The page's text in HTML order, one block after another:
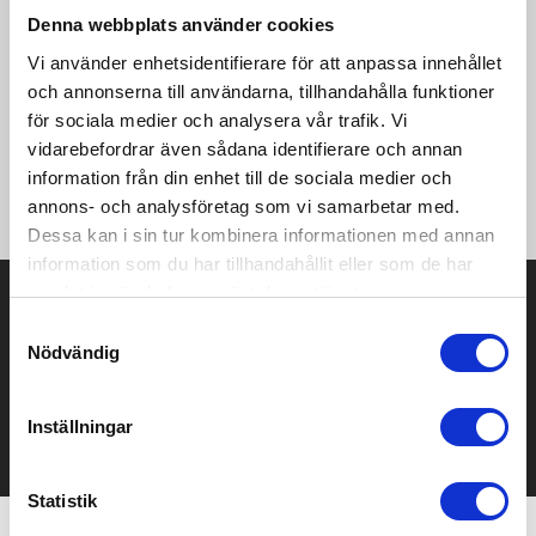
Denna webbplats använder cookies
Vi använder enhetsidentifierare för att anpassa innehållet
och annonserna till användarna, tillhandahålla funktioner
för sociala medier och analysera vår trafik. Vi
vidarebefordrar även sådana identifierare och annan
information från din enhet till de sociala medier och
annons- och analysföretag som vi samarbetar med.
Dessa kan i sin tur kombinera informationen med annan
information som du har tillhandahållit eller som de har
samlat in när du har använt deras tjänster.
Nödvändig
Inställningar
Statistik
är gjord i ett vindtätt och vattenavvisande material och
utrustad med vaddering för bra väderskydd, extra värme och
hög komfort i kalla förhållanden. • Vindtätt och
vattenavvisande material (WP 8,000/MVP 8,000) • Bondade
detaljer för ett stilrent uttryck • Två bröstfickor (en med
dragkedja, en med kardborre) • Två fickor • Reflekterande
passpoal på huva • Avtagbar huva och snölås • Muddar med
tumhål • Ergonomiskt formade ärmar
Prisuppgift på mailen?
Kontakta oss här för att få förslag på produkt och pris över